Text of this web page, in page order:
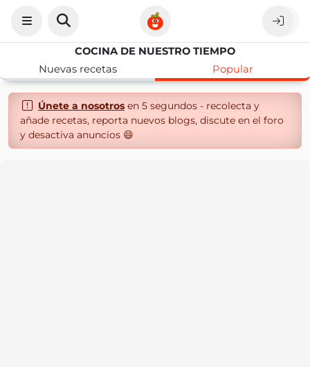
COCINA DE NUESTRO TIEMPO
Nuevas recetas
Popular
Únete a nosotrosen 5 segundos - recolecta y
añade recetas, reporta nuevos blogs, discute en el foro
y desactiva anuncios 😄